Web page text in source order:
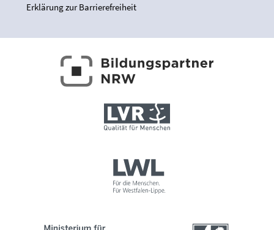
Erklärung zur Barrierefreiheit